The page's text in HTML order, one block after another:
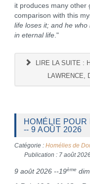
it produces many other
comparison with this
life loses it; and he
in eternal life."
LIRE LA SUITE :
LAWRENCE,
HOMÉLIE
-- 9 AOÛT 2026
Catégorie : Homélies de
Publication : 7 août
9 août 2026 --19ème